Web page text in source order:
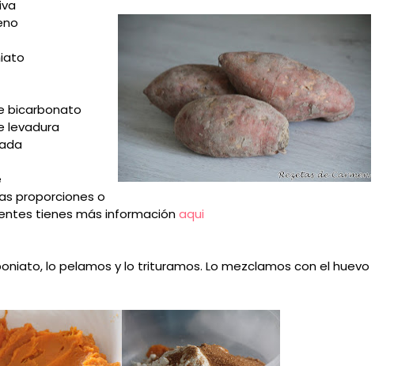
bicarbonato
levadura
proporciones o
tienes más informaciónaqui
lo pelamos y lo trituramos. Lo mezclamos con el huevo